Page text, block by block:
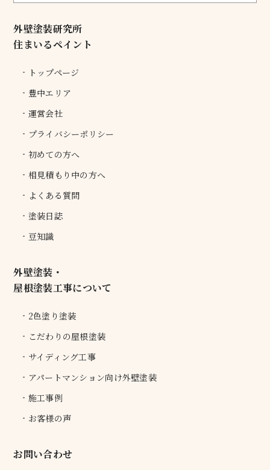
外壁塗装研究所
住まいるペイント
トップページ
豊中エリア
運営会社
プライバシーポリシー
初めての方へ
相見積もり中の方へ
よくある質問
塗装日誌
豆知識
外壁塗装・
屋根塗装工事について
2色塗り塗装
こだわりの屋根塗装
サイディング工事
アパートマンション向け外壁塗装
施工事例
お客様の声
お問い合わせ